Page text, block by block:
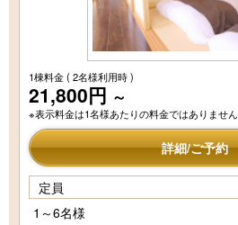
1棟料金( 2名様利用時 )
21,800円 ～
※表示料金は1名様あたりの料金ではありません
詳細/ご予約
定員
1～6名様